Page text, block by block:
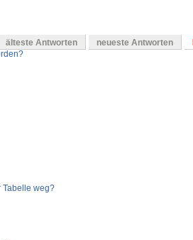
älteste Antworten neueste Antworten
Tabelle weg?